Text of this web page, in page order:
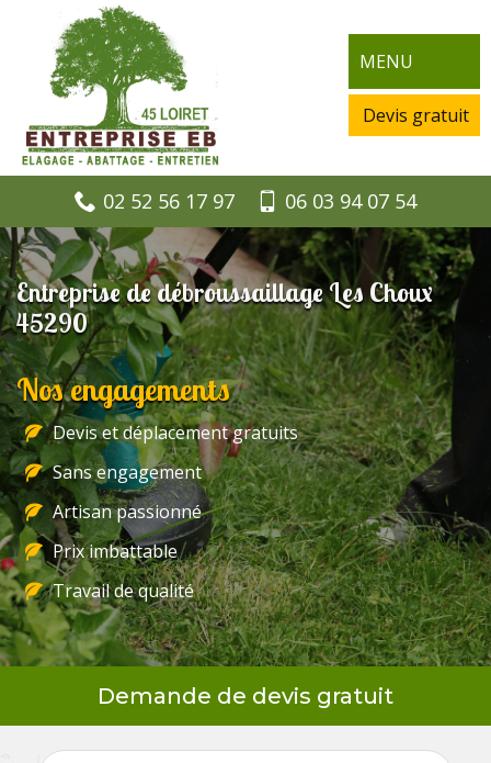
MENU
Devis gratuit
02 52 56 17 97 06 03 94 07 54
Entreprise de débroussaillage Les Choux
45290
Nos engagements
Devis et déplacement gratuits
Sans engagement
Artisan passionné
Prix imbattable
Travail de qualité
Demande de devis gratuit